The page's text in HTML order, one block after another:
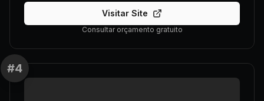
Visitar Site
Consultar orçamento gratuito
#4